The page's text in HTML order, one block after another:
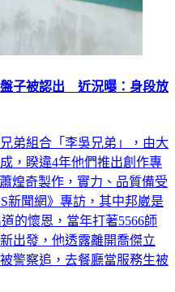
盤子被認出 近況曝：身段放
弟組合「李吳兄弟」，由大
，睽違4年他們推出創作專
煌奇製作，實力、品質備受
新聞網》專訪，其中邦崴是
的懷恩，當年打著5566師
出發，他透露離開喬傑立
警察追，去餐廳當服務生被